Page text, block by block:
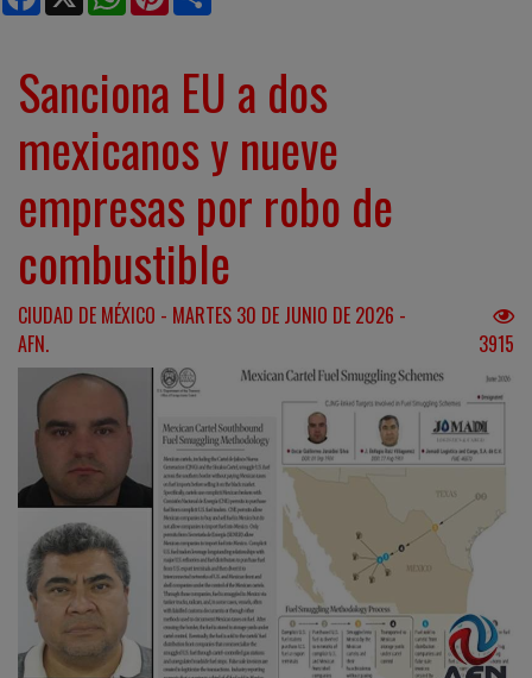
Sanciona EU a dos
mexicanos y nueve
empresas por robo de
combustible
CIUDAD DE MÉXICO - MARTES 30 DE JUNIO DE 2026 -
AFN.
3915